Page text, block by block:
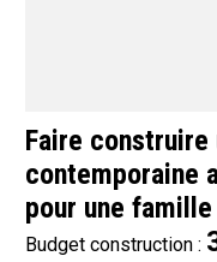
Faire construire
contemporaine
pour une famille
Budget construction :